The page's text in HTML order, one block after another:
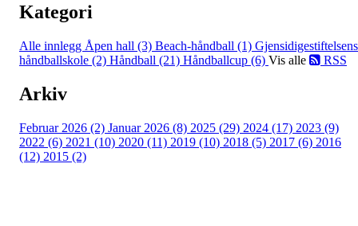
Kategori
Alle innlegg Åpen hall (3) Beach-håndball (1) Gjensidigestiftelsens
håndballskole (2) Håndball (21) Håndballcup (6) Vis alle RSS
Arkiv
Februar 2026 (2) Januar 2026 (8) 2025 (29) 2024 (17) 2023 (9)
2022 (6) 2021 (10) 2020 (11) 2019 (10) 2018 (5) 2017 (6) 2016
(12) 2015 (2)